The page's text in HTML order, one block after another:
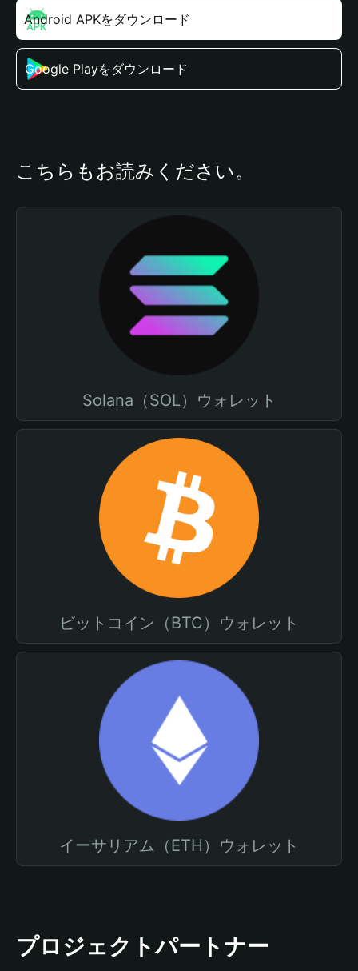
Android APKをダウンロード
Google Playをダウンロード
こちらもお読みください。
Solana（SOL）ウォレット
ビットコイン（BTC）ウォレット
イーサリアム（ETH）ウォレット
プロジェクトパートナー